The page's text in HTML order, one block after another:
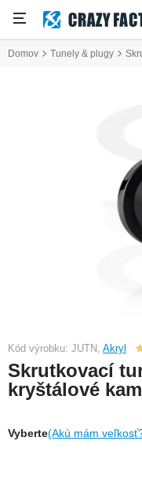
Domov Tunely & plugy
Kód výrobku: JUTN, Akryl
Skrutkovací
kryštálové
Vyberte(Akú mám